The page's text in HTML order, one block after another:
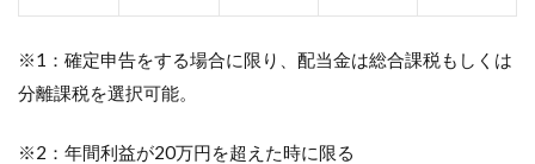
※1：確定申告をする場合に限り、配当金は総合課税もしくは
分離課税を選択可能。
※2：年間利益が20万円を超えた時に限る